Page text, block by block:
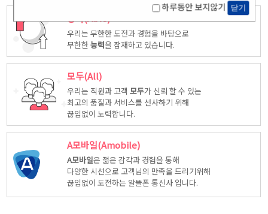
하루동안 보지않기 닫기
능력(Able)
우리는 무한한 도전과 경험을 바탕으로
무한한능력을 잠재하고 있습니다.
모두(All)
우리는 직원과 고객모두가 신뢰 할 수 있는
최고의 품질과 서비스를 선사하기 위해
끊임없이 노력합니다.
A모바일(Amobile)
A모바일은 젊은 감각과 경험을 통해
다양한 시선으로 고객님의 만족을 드리기위해
끊임없이 도전하는 알뜰폰 통신사 입니다.